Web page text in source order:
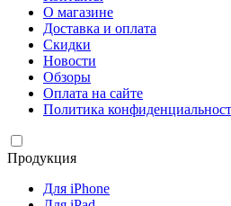
О магазине
Доставка и оплата
Скидки
Новости
Обзоры
Оплата на сайте
Политика
Продукция
Для iPhone